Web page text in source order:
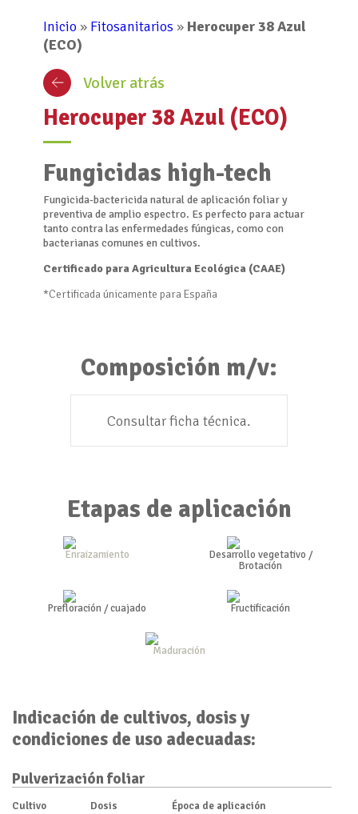
Inicio » Fitosanitarios » Herocuper 38 Azul
(ECO)
Volver atrás
Herocuper 38 Azul (ECO)
Fungicidas high-tech
Fungicida-bactericida natural de aplicación foliar y
preventiva de amplio espectro. Es perfecto para actuar
tanto contra las enfermedades fúngicas, como con
bacterianas comunes en cultivos.
Certificado para Agricultura Ecológica (CAAE)
*Certificada únicamente para España
Composición m/v:
Consultar ficha técnica.
Etapas de aplicación
Enraizamiento
Desarrollo vegetativo /
Brotación
Prefloración / cuajado Fructificación
Maduración
Indicación de cultivos, dosis y
condiciones de uso adecuadas:
Pulverización foliar
Cultivo Dosis
Época de aplicación